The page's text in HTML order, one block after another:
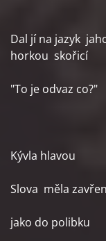
Dal jí na jazyk
horkou skořicí
"To je odvaz co?"
Kývla hlavou
Slova měla
jako do polibku